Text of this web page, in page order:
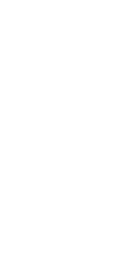
medidas que a
ou restringir o
ou
fins militares,
de
de
ou
forma não